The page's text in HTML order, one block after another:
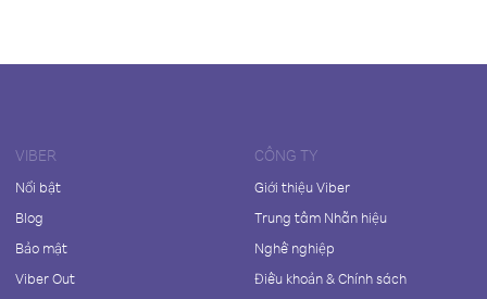
VIBER
Nổi bật
Blog
Bảo mật
Viber Out
CÔNG TY
Giới thiệu Viber
Trung tâm Nhãn hiệu
Nghề nghiệp
Điều khoản & Chính sách